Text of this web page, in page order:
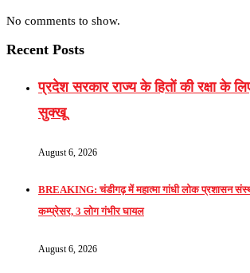
No comments to show.
Recent Posts
प्रदेश सरकार राज्य के हितों की रक्षा के
सुक्खू
August 6, 2026
BREAKING: चंडीगढ़ में महात्मा गांधी लोक प्रशासन
कम्प्रेसर, 3 लोग गंभीर घायल
August 6, 2026